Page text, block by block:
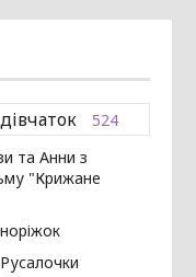
524
та Анни з
"Крижане